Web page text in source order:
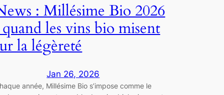
: Millésime Bio 2026
les vins bio misent
la légèreté
Jan 26, 2026
année, Millésime Bio s’impose comme le